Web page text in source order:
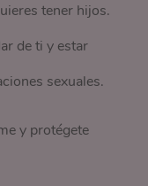
tener hijos.
de ti y estar
sexuales.
y protégete